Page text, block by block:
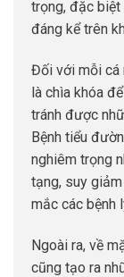
trọng, đặc
đáng kể trên
Đối với mỗi cá
là chìa khóa
tránh được
Bệnh tiểu
nghiêm trọng
tạng, suy
mắc các bệnh
Ngoài ra, về
cũng tạo ra